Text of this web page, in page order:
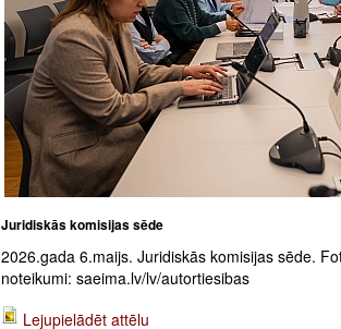
Juridiskās komisijas sēde
2026.gada 6.maijs. Juridiskās komisijas sēde.
noteikumi: saeima.lv/lv/autortiesibas
Lejupielādēt attēlu